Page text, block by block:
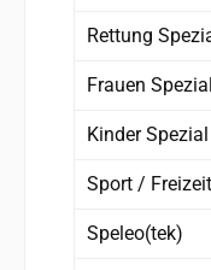
Rettung
Frauen Spezial
Kinder Spezial
Sport /
Speleo(tek)